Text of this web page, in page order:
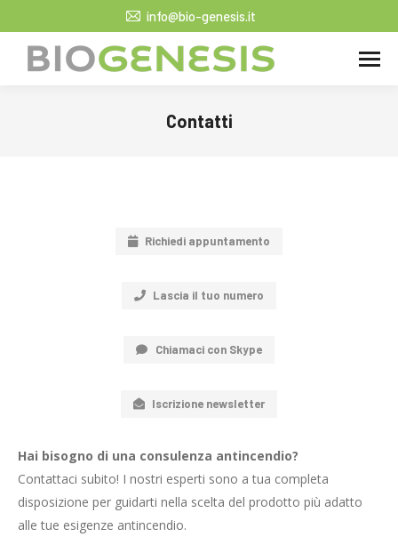
info@bio-genesis.it
Contatti
Richiedi appuntamento
Lascia il tuo numero
Chiamaci con Skype
Iscrizione newsletter
Hai bisogno di una consulenza antincendio?
Contattaci subito! I nostri esperti sono a tua completa
disposizione per guidarti nella scelta del prodotto più adatto
alle tue esigenze antincendio.